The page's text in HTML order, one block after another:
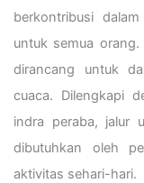
berkontribusi
untuk semua orang.
dirancang untuk
cuaca. Dilengkapi
indra peraba, jalur
dibutuhkan oleh
aktivitas sehari-hari.